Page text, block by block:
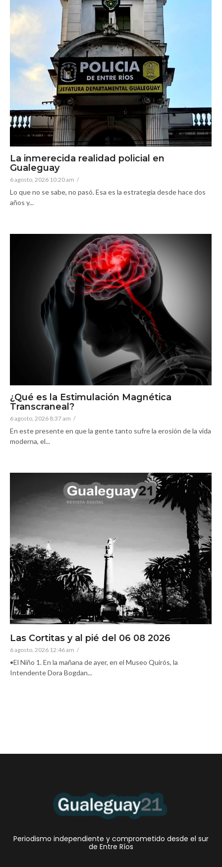
La inmerecida realidad policial en
Gualeguay
6 agosto, 2026 10:20 am /
Lo que no se sabe, no pasó. Esa es la estrategia desde hace dos
años y...
¿Qué es la Estimulación Magnética
Transcraneal?
6 agosto, 2026 8:37 am /
En este presente en que la gente tanto sufre la erosión de la vida
moderna, el...
Las Cortitas y al pié del 06 08 2026
6 agosto, 2026 12:46 am /
•El Niño 1. En la mañana de ayer, en el Museo Quirós, la
Intendente Dora Bogdan...
Periodismo independiente y comprometido desde el sur
de Entre Ríos